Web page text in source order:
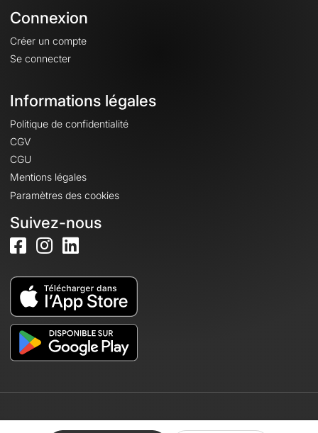
Connexion
Créer un compte
Se connecter
Informations légales
Politique de confidentialité
CGV
CGU
Mentions légales
Paramètres des cookies
Suivez-nous
© 2026 OpenRunner - Version 7.31.3